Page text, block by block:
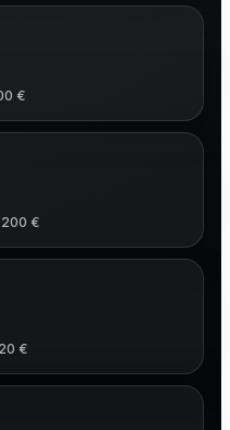
€
200 €
€